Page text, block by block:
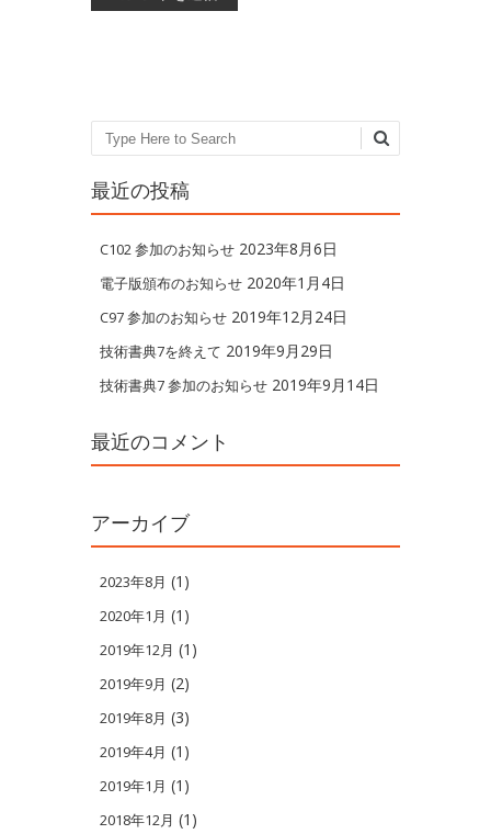
Search
最近の投稿
C102 参加のお知らせ 2023年8月6日
電子版頒布のお知らせ 2020年1月4日
C97 参加のお知らせ 2019年12月24日
技術書典7を終えて 2019年9月29日
技術書典7 参加のお知らせ 2019年9月14日
最近のコメント
アーカイブ
2023年8月 (1)
2020年1月 (1)
2019年12月 (1)
2019年9月 (2)
2019年8月 (3)
2019年4月 (1)
2019年1月 (1)
2018年12月 (1)